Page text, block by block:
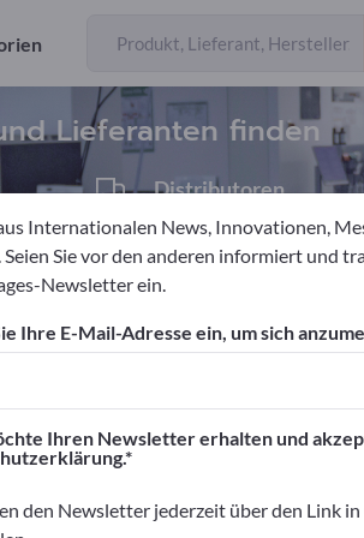
Lieferanten finden
Distributoren
1
hier starten
und Ihre Produkte
hier veröffentlichen
Internationalen News, Innovationen,
Seien Sie vor den anderen informiert und
Newsletter ein.
Ihre E-Mail-Adresse ein, um sich
Ihren Newsletter erhalten und
den Newsletter jederzeit über den Link